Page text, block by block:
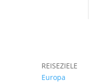
REISEZIELE
Europa